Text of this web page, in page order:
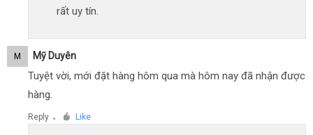
rất uy tín.
M Mỹ Duyên
Tuyệt vời, mới đặt hàng hôm qua mà hôm nay đã nhận được
hàng.
Reply ● Like